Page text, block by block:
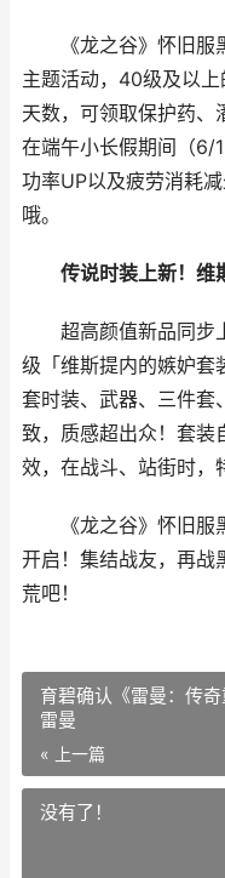
《龙之谷》怀旧服黑
主题活动，40级及以
天数，可领取保护药、
在端午小长假期间（6/
功率UP以及疲劳消耗
哦。
传说时装上新！维斯
超高颜值新品同步
级「维斯提内的嫉妒套
套时装、武器、三件套
致，质感超出众！套装
效，在战斗、站街时，
《龙之谷》怀旧服
开启！集结战友，再战
荒吧！
育碧确认《雷曼：传
雷曼
« 上一篇
没有了！